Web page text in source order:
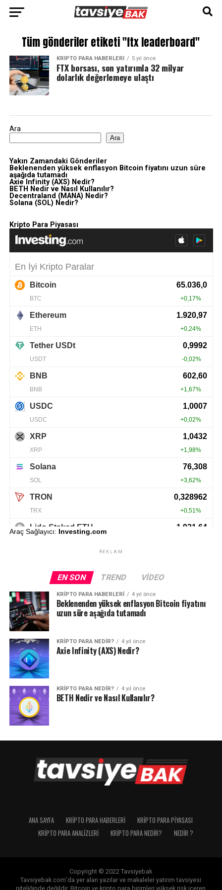
Tüm gönderiler etiketi "ftx leaderboard"
KRIPTO PARA HABERLERI 5 yıl önce
FTX borsası, son yatırımla 32 milyar
dolarlık değerlemeye ulaştı
Ara
Ara
Yakın Zamandaki Gönderiler
Beklenenden yüksek enflasyon Bitcoin fiyatını uzun süre
aşağıda tutamadı
Axie Infinity (AXS) Nedir?
BETH Nedir ve Nasıl Kullanılır?
Decentraland (MANA) Nedir?
Solana (SOL) Nedir?
Kripto Para Piyasası
Araç Sağlayıcı: Investing.com
REKLAM
EN SON TREND VIDEO
KRIPTO PARA HABERLERI 4 yıl önce
Beklenenden yüksek enflasyon Bitcoin fiyatını
uzun süre aşağıda tutamadı
KRIPTO PARA NEDIR? 4 yıl önce
Axie Infinity (AXS) Nedir?
KRIPTO PARA NEDIR? 4 yıl önce
BETH Nedir ve Nasıl Kullanılır?
ANA SAYFA KRIPTO PARA HABERLERI
KRIPTO PARA PIYASASI
KRIPTO PARA ANALIZLERI
KRIPTO PARA NEDIR? NEDIR ?
Copyright © 2022 Tavsiyebak
Tavsiyebak.com’da yer alan yazılar ve makaleler yatırım tavsiyesi
niteliğinde değildir. Bitcoin ve kripto para birimleri yüksek risk içeren